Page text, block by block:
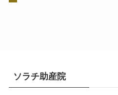
ソラチ助産院